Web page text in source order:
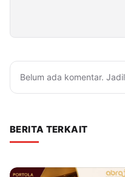
Belum ada komentar.
BERITA TERKAIT